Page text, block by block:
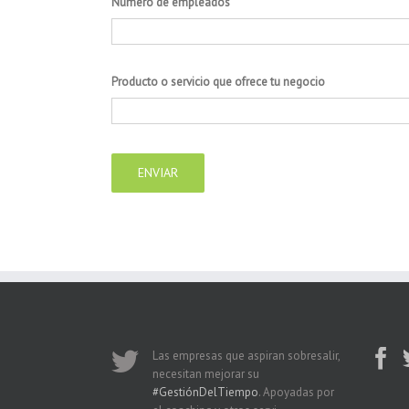
Producto o servicio que ofrece tu negocio
Las empresas que aspiran sobresalir,
necesitan mejorar su
#GestiónDelTiempo. Apoyadas por